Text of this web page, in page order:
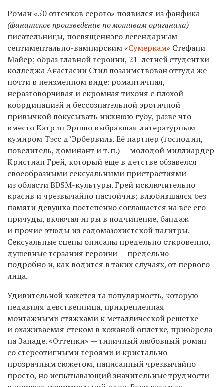
Роман «50 оттенков серого» появился из фанфика
(фанатское произведение по мотивам оригинала)
писательницы, посвященного легендарным
сентиментально-вампирским «Сумеркам» Стефани
Майер; образ главной героини, 21-летней студентки
колледжа Анастасии Стил позаимствован оттуда же
почти в неизменном виде: романтичная,
неразговорчивая и скромная тихоня с плохой
координацией и бессознательной эротичной
привычкой покусывать нижнюю губу, разве что
вместо Катрин Эрншо выбравшая литературным
кумиром Тэсс д’Эрбервиль. Её партнер (господин,
повелитель, доминант и т. п.) — молодой миллиардер
Кристиан Грей, который еще в детстве обзавелся
своеобразными сексуальными пристрастиями
из области BDSM-культуры. Грей исключительно
красив и чрезвычайно настойчив; влюбившаяся без
памяти девушка постепенно соглашается на все его
причуды, включая игры в подчинение, бандаж
и прочие этюды из садомазохистской палитры.
Сексуальные сцены описаны предельно откровенно,
душевные терзания героини — предельно
подробно и, как водится в таких случаях, от первого
лица.
Удивительной кажется та популярность, которую
недавняя девственница, прикрепленная
монтажными стяжками к металлической решетке
и охаживаемая стеком в кожаной оплетке, приобрела
на Западе. «Оттенки» — типичный любовный роман
со стереотипными героями и кристально
прозрачным сюжетом, написанный чрезвычайно
просто, но испытывающий значительные трудности